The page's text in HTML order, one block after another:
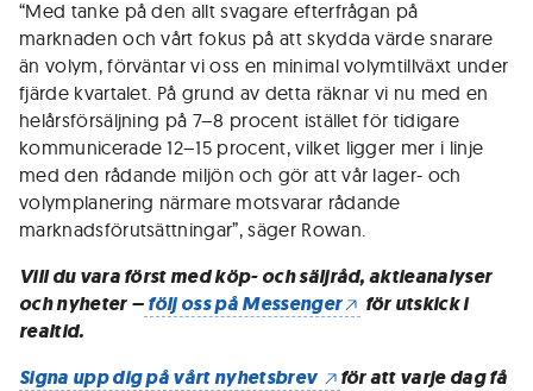
“Med tanke på den allt svagare efterfrågan på
marknaden och vårt fokus på att skydda värde snarare
än volym, förväntar vi oss en minimal volymtillväxt under
fjärde kvartalet. På grund av detta räknar vi nu med en
helårsförsäljning på 7–8 procent istället för tidigare
kommunicerade 12–15 procent, vilket ligger mer i linje
med den rådande miljön och gör att vår lager- och
volymplanering närmare motsvarar rådande
marknadsförutsättningar”, säger Rowan.
Vill du vara först med köp- och säljråd, aktieanalyser
och nyheter –följ oss på Messenger
för utskick i
realtid.
Signa upp dig på vårt nyhetsbrev
för att varje dag få